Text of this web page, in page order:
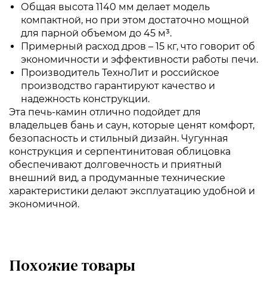
Общая высота 1140 мм делает модель
компактной, но при этом достаточно мощной
для парной объемом до 45 м³.
Примерный расход дров – 15 кг, что говорит об
экономичности и эффективности работы печи.
Производитель ТехноЛит и российское
производство гарантируют качество и
надежность конструкции.
Эта печь-камин отлично подойдет для
владельцев бань и саун, которые ценят комфорт,
безопасность и стильный дизайн. Чугунная
конструкция и серпентинитовая облицовка
обеспечивают долговечность и приятный
внешний вид, а продуманные технические
характеристики делают эксплуатацию удобной и
экономичной.
Похожие товары